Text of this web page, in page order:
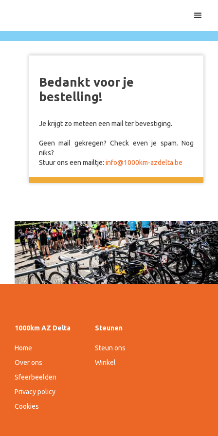
Bedankt voor je
bestelling!
Je krijgt zo meteen een mail ter bevestiging.
Geen mail gekregen? Check even je spam. Nog
niks?
Stuur ons een mailtje:info@1000km-azdelta.be
1000km AZ Delta
Home
Over ons
Sfeerbeelden
Privacy policy
Cookies
Steunen
Steun ons
Winkel